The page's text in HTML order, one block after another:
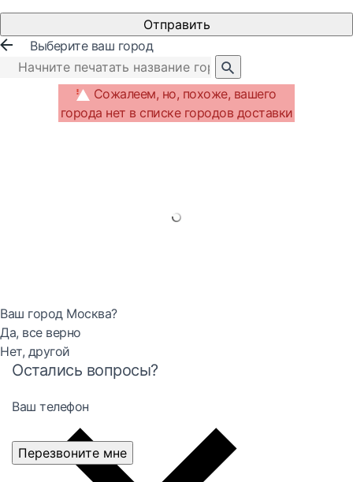
Отправить
Выберите ваш город
Сожалеем, но, похоже, вашего
города нет в списке городов доставки
Ваш город Москва?
Да, все верно
Нет, другой
Остались вопросы?
Ваш телефон
Перезвоните мне